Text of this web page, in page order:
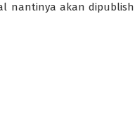
nantinya akan dipublish